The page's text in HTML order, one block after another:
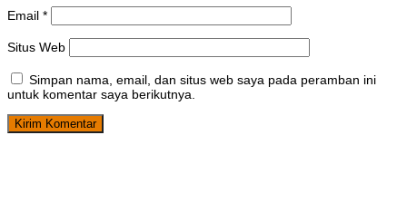
Email *
Situs Web
Simpan nama, email, dan situs web saya pada peramban ini
untuk komentar saya berikutnya.